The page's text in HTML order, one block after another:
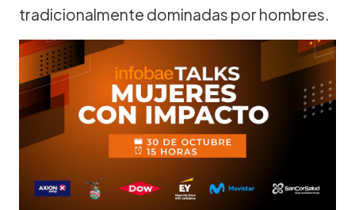
tradicionalmente dominadas por hombres.